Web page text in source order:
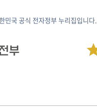
민국 공식 전자정부 누리집입니다.